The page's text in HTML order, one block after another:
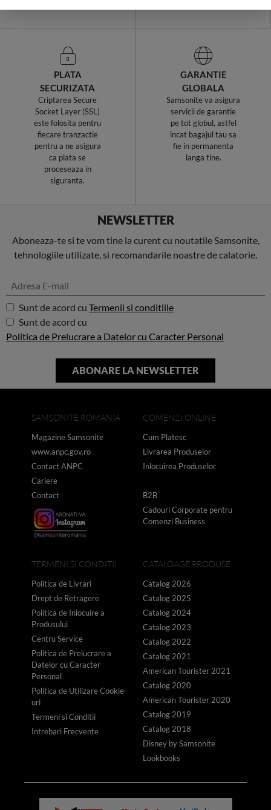
PLATA
SECURIZATA
Criptarea Secure
Socket Layer (SSL)
este folosita pentru
fiecare tranzactie
pentru a ne asigura
ca plata se
proceseaza in
siguranta.
GARANTIE
GLOBALA
Samsonite va asigura
servicii de garantie
pe tot globul, astfel
incat bagajul tau sa
fie in permanenta
langa tine.
NEWSLETTER
Aboneaza-te si te vom tine la curent cu noutatile Samsonite,
tehnologiile utilizate, si recomandarile noastre de calatorie.
Sunt de acord cu Termenii si conditiile
Sunt de acord cu
Politica de Prelucrare a Datelor cu Caracter Personal
SAMSONITE ROMANIA
Magazine Samsonite
www.anpc.gov.ro
Contact ANPC
Cariere
Contact
COMENZI ONLINE
Cum Platesc
Livrarea Produselor
Inlocuirea Produselor
B2B
Cadouri Corporate pentru
Comenzi Business
TERMENI SI CONDITII
Politica de Livrari
Drept de Retragere
Politica de Inlocuire a
Produsului
Centru Service
Politica de Prelucrare a
Datelor cu Caracter
Personal
Politica de Utilizare Cookie-
uri
Termeni si Conditii
Intrebari Frecvente
CATALOAGE PRODUSE
Catalog 2026
Catalog 2025
Catalog 2024
Catalog 2023
Catalog 2022
Catalog 2021
American Tourister 2021
Catalog 2020
American Tourister 2020
Catalog 2019
Catalog 2018
Disney by Samsonite
Lookbooks